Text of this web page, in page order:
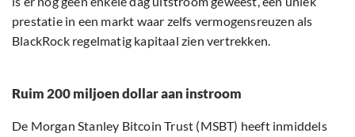
prestatie in een markt waar zelfs vermogensreuzen als
BlackRock regelmatig kapitaal zien vertrekken.
Ruim 200 miljoen dollar aan instroom
De Morgan Stanley Bitcoin Trust (MSBT) heeft inmiddels